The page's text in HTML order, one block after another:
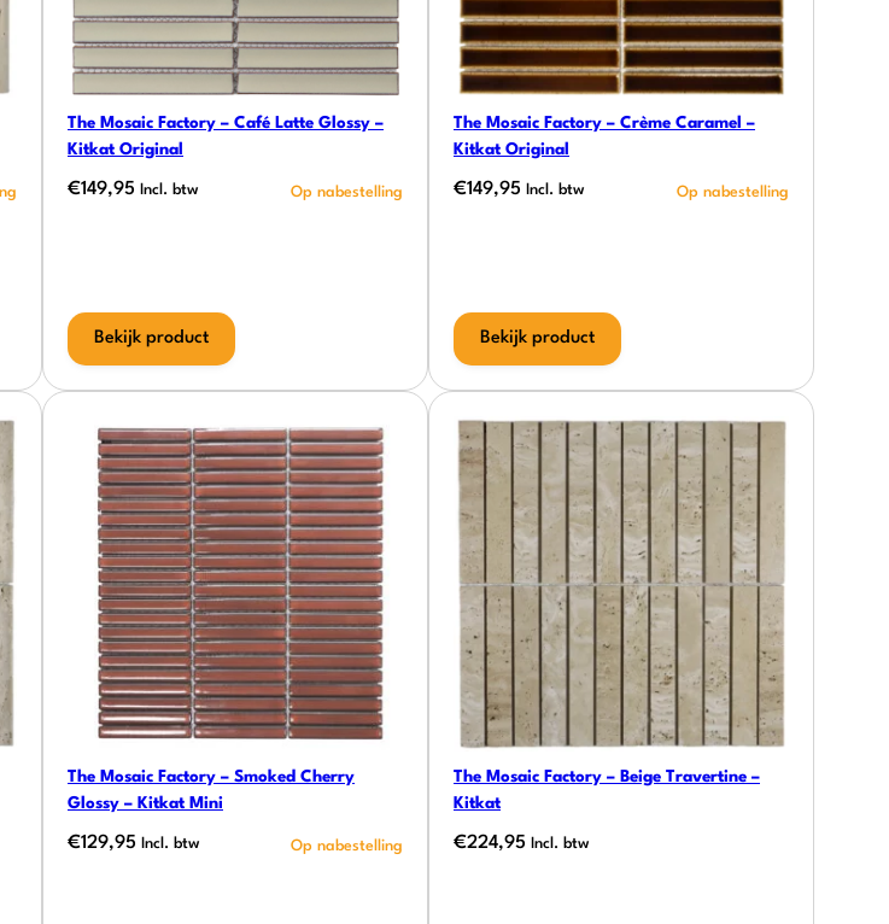
The Mosaic Factory – Café Latte Glossy –
Kitkat Original
€149,95 Incl. btw
Bekijk product
The Mosaic Factory – Crème Caramel –
Kitkat Original
€149,95 Incl. btw
Bekijk product
The Mosaic Factory – Smoked Cherry
Glossy – Kitkat Mini
€129,95 Incl. btw
The Mosaic Factory – Beige Travertine –
Kitkat
€224,95 Incl. btw